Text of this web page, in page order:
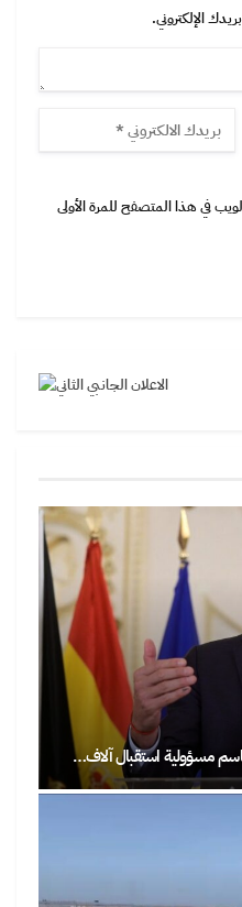
الإلكتروني.
في هذا المتصفح للمرة الأولى
مسؤولية استقبال آلاف…